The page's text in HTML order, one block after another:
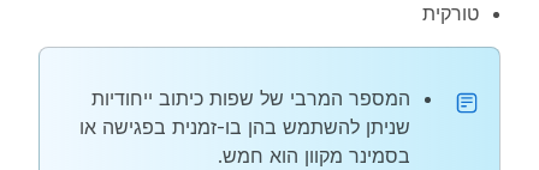
טורקית
המספר המרבי של שפות כיתוב ייחודיות
שניתן להשתמש בהן בו-זמנית בפגישה או
בסמינר מקוון הוא חמש.